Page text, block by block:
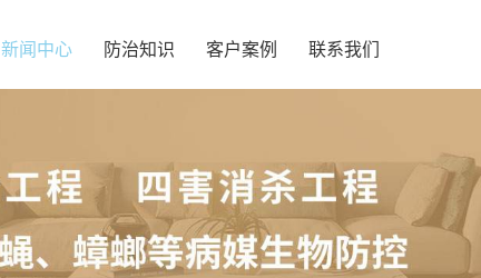
新闻中心 防治知识 客户案例 联系我们